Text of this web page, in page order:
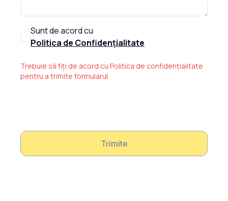
Sunt de acord cu
Politica de Confidențialitate
Trebuie să fiți de acord cu Politica de confidențialitate
pentru a trimite formularul.
Trimite